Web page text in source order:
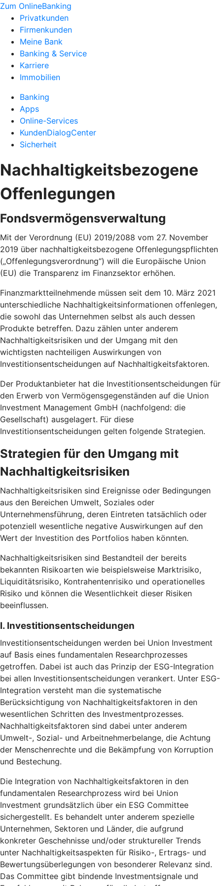
Zum OnlineBanking
Privatkunden
Firmenkunden
Meine Bank
Banking & Service
Karriere
Immobilien
Banking
Apps
Online-Services
KundenDialogCenter
Sicherheit
Nachhaltigkeitsbezogene
Offenlegungen
Fondsvermögensverwaltung
Mit der Verordnung (EU) 2019/2088 vom 27. November
2019 über nachhaltigkeitsbezogene Offenlegungspflichten
(„Offenlegungsverordnung“) will die Europäische Union
(EU) die Transparenz im Finanzsektor erhöhen.
Finanzmarktteilnehmende müssen seit dem 10. März 2021
unterschiedliche Nachhaltigkeitsinformationen offenlegen,
die sowohl das Unternehmen selbst als auch dessen
Produkte betreffen. Dazu zählen unter anderem
Nachhaltigkeitsrisiken und der Umgang mit den
wichtigsten nachteiligen Auswirkungen von
Investitionsentscheidungen auf Nachhaltigkeitsfaktoren.
Der Produktanbieter hat die Investitionsentscheidungen für
den Erwerb von Vermögensgegenständen auf die Union
Investment Management GmbH (nachfolgend: die
Gesellschaft) ausgelagert. Für diese
Investitionsentscheidungen gelten folgende Strategien.
Strategien für den Umgang mit
Nachhaltigkeitsrisiken
Nachhaltigkeitsrisiken sind Ereignisse oder Bedingungen
aus den Bereichen Umwelt, Soziales oder
Unternehmensführung, deren Eintreten tatsächlich oder
potenziell wesentliche negative Auswirkungen auf den
Wert der Investition des Portfolios haben könnten.
Nachhaltigkeitsrisiken sind Bestandteil der bereits
bekannten Risikoarten wie beispielsweise Marktrisiko,
Liquiditätsrisiko, Kontrahentenrisiko und operationelles
Risiko und können die Wesentlichkeit dieser Risiken
beeinflussen.
I. Investitionsentscheidungen
Investitionsentscheidungen werden bei Union Investment
auf Basis eines fundamentalen Researchprozesses
getroffen. Dabei ist auch das Prinzip der ESG-Integration
bei allen Investitionsentscheidungen verankert. Unter ESG-
Integration versteht man die systematische
Berücksichtigung von Nachhaltigkeitsfaktoren in den
wesentlichen Schritten des Investmentprozesses.
Nachhaltigkeitsfaktoren sind dabei unter anderem
Umwelt-, Sozial- und Arbeitnehmerbelange, die Achtung
der Menschenrechte und die Bekämpfung von Korruption
und Bestechung.
Die Integration von Nachhaltigkeitsfaktoren in den
fundamentalen Researchprozess wird bei Union
Investment grundsätzlich über ein ESG Committee
sichergestellt. Es behandelt unter anderem spezielle
Unternehmen, Sektoren und Länder, die aufgrund
konkreter Geschehnisse und/oder struktureller Trends
unter Nachhaltigkeitsaspekten für Risiko-, Ertrags- und
Bewertungsüberlegungen von besonderer Relevanz sind.
Das Committee gibt bindende Investmentsignale und